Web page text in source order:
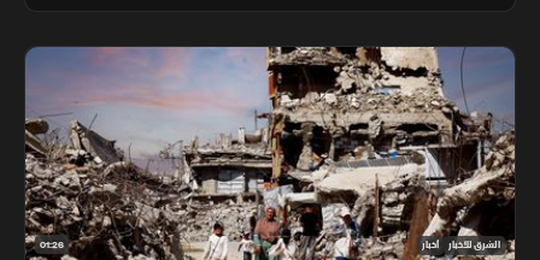
01:26 الشرق للأخبار أخبار